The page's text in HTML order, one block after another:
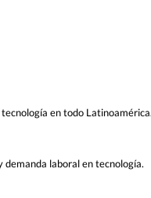
en todo
demanda laboral en tecnología.